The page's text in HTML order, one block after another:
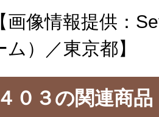
【画像情報提供：
ム）／東京都】
４０３の関連商品